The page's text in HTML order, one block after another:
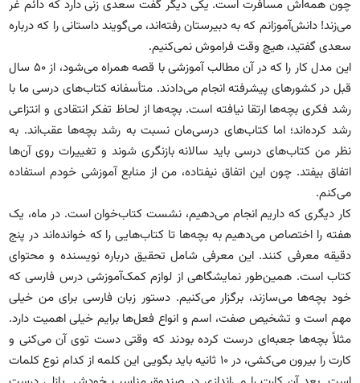
چون همه‌اش مسافرت است. یکی دیگر گفت سعدی زنی دارد که دائم غر
می‌زند! دانش‌آموزانم که به دبیرستان رفته‌اند، می‌گویند داستانی را که درباره
سعدی گفتید، هیچ وقت فراموش نمی‌کنیم.
این مدل کار را که در آن مطالب آموزشی با قصه همراه می‌شود، از ۵۰ سال
قبل در کشورهای پیشرفته انجام می‌دادند. متأسفانه کتاب‌های درسی ما با
رشد فکری بچه‌ها ارتقا نیافته است. بچه‌ها از لحاظ تفکر انتقادی و انتزاعی
رشد کرده‌اند؛ اما کتاب‌های درسی‌مان نسبت به رشد بچه‌ها عقب‌اند. به
نظر من کتاب‌های درسی باید سالانه بازنگری شوند و تغییرات روی آن‌ها
اتفاق بیفتد. چون این اتفاق نیفتاده، من از منابع آموزشی خودم استفاده
می‌کنم.
کار دیگری که داریم انجام می‌دهیم، نشست کتاب‌خوان است. در ماه، یک
هفته را اختصاص می‌دهیم به بچه‌ها تا کتاب‌هایی را که خوانده‌اند در پنج
دقیقه معرفی کنند. این معرفی شامل تحقیق درباره نویسنده و محتوای
کتاب است. همین‌طور نمایشگاهی از لوازم کمک‌آموزشی درس فارسی که
خود بچه‌ها می‌سازند، برگزار می‌کنیم. دستور زبان فارسی برای من خیلی
مهم است و تشخیص صفت، اسم و انواع فعل‌ها برایم خیلی اهمیت دارد.
مثلاً بچه‌ها جعبه‌ای درست کرده بودند که وقتی دست توی آن می‌کنی و
کارت را بیرون می‌کشی، در ۱۰ ثانیه باید بگویی این کلمه از کدام نوع کلمات